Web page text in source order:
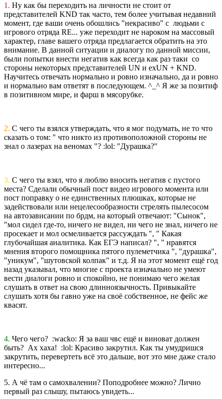
1. Ну как бы переходить на личности не стоит от
представителей KND так часто, тем более учитывая недавний
момент, где ваши очень обошлись "некрасиво" с людьми с
игрового отряда RE... уже переходит не нароком на массовый
характер, главе вашего отряда предлагается обратить на это
внимание. В данной ситуации и диалогу по данной миссии,
были попытки внести негатив как всегда как раз таки со
стороны некоторых представителей UN и exUN + KND.
Научитесь отвечать нормально и ровно изначально, да и ровно
и нормально вам ответят в последующем. ^_^ Я же за позитиф
в позитивном мире, и фарш в мясорубке.
2. C чего ты взялся утверждать, что я мог подумать, не то что
сказать о том: " что никто из противоположной стороны не
знал о лазерах на веномах "? :lol: "Дурашка?"
3. С чего ты взял, что я люблю вносить негатив с пустого
места? Сделали обычный пост видео игрового момента или
пост поправку о не единственных плюшках, которые не
задействовали или нецелесообразности стрелять пылесосом
на автозависании по брдм, на который отвечают: "Сынок",
"мол сидел где-то, ничего не видел, ни чего не знал, ничего не
просекает и мол осмеливается рассуждать ", " Какая
глубочайшая аналитика. Как ЕГЭ написал? ", " нравятся
мнения второго помощника пятого пулеметчика ", "дурашка",
"уникум", "шутовской колпак" и т.д. Я на этот момент ещё год
назад указывал, что многие с проекта изначально не умеют
вести диалоги ровно и спокойно, не понимаю чего желая
слушать в ответ на свою длинноязычность. Привыкайте
слушать хотя бы гавно уже на своё собственное, не фейс же
квасят.
4. Чего чего? :wacko: Я за ваш чвс ещё и виноват должен
быть? Ах хаха! :lol: Красиво закрутил. Как ты умудришся
закрутить, перевертеть всё это дальше, вот это мне даже стало
интересно...
5. А чё там о самохвалении? Поподробнее можно? Лично
первый раз слышу, пытаюсь увидеть...